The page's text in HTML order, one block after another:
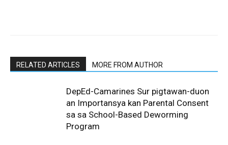
RELATED ARTICLES MORE FROM AUTHOR
DepEd-Camarines Sur pigtawan-duon
an Importansya kan Parental Consent
sa sa School-Based Deworming
Program